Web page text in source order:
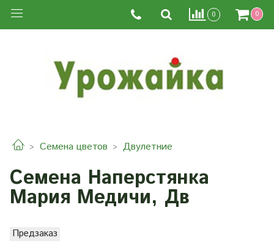
0 0
Семена цветов Двулетние
Семена Наперстянка
Мария Медичи, Дв
Предзаказ